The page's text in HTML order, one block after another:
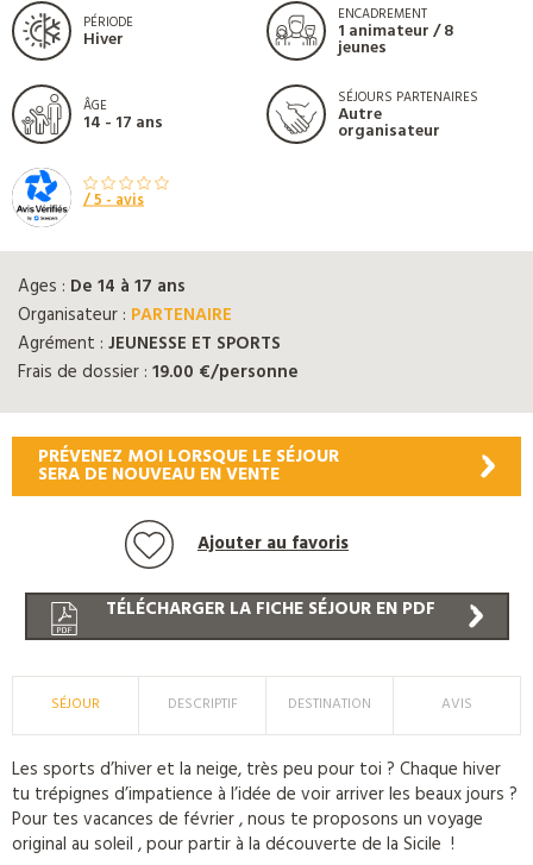
PÉRIODE
Hiver
ENCADREMENT
1 animateur / 8
jeunes
ÂGE
14 - 17 ans
SÉJOURS PARTENAIRES
Autre
organisateur
/ 5 -avis
Ages : De 14 à 17 ans
Organisateur : PARTENAIRE
Agrément : JEUNESSE ET SPORTS
Frais de dossier : 19.00 €/personne
PRÉVENEZ MOI LORSQUE LE SÉJOUR
SERA DE NOUVEAU EN VENTE
Ajouter au favoris
TÉLÉCHARGER LA FICHE SÉJOUR EN PDF
SÉJOUR DESCRIPTIF DESTINATION AVIS
Les sports d’hiver et la neige, très peu pour toi ? Chaque hiver
tu trépignes d’impatience à l’idée de voir arriver les beaux jours ?
Pour tes vacances de février , nous te proposons un voyage
original au soleil , pour partir à la découverte de la Sicile !